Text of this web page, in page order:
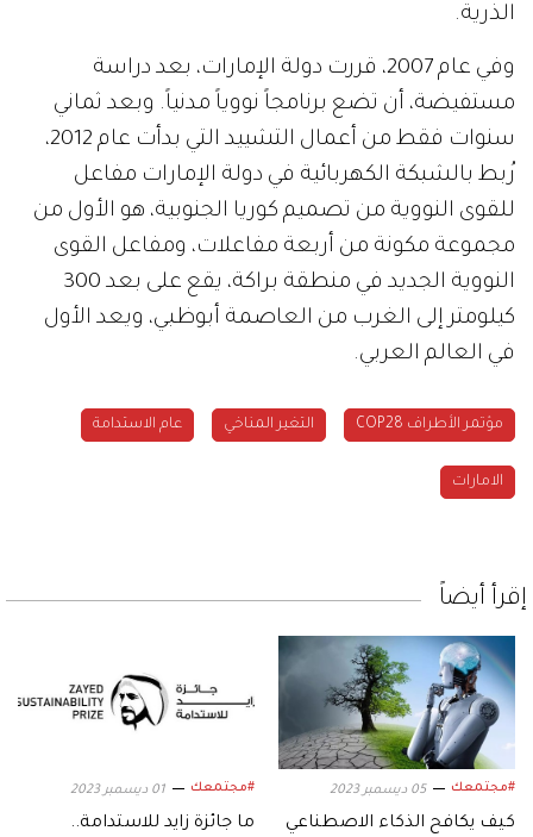
الذرية.
وفي عام 2007، قررت دولة الإمارات، بعد دراسة
مستفيضة، أن تضع برنامجاً نووياً مدنياً. وبعد ثماني
سنوات فقط من أعمال التشييد التي بدأت عام 2012،
رُبط بالشبكة الكهربائية في دولة الإمارات مفاعل
للقوى النووية من تصميم كوريا الجنوبية، هو الأول من
مجموعة مكونة من أربعة مفاعلات، ومفاعل القوى
النووية الجديد في منطقة براكة، يقع على بعد 300
كيلومتر إلى الغرب من العاصمة أبوظبي، ويعد الأول
في العالم العربي.
مؤتمر الأطراف COP28 التغير المناخي عام الاستدامة
الامارات
إقرأ أيضاً
#مجتمعك 05 ديسمبر 2023
كيف يكافح الذكاء الاصطناعي
#مجتمعك 01 ديسمبر 2023
ما جائزة زايد للاستدامة..